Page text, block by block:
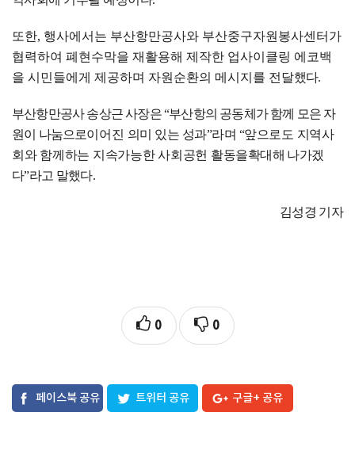
또한, 행사에서는 부산항만공사와 부산중구자원봉사센터가
협력하여 폐현수막을 재활용해 제작한 업사이클링 에코백
을 시민들에게 제공하며 자원순환의 메시지를 전달했다.
부산항만공사 송상근 사장은“부산항의 공동체가 함께 모은 자
원이 나눔으로이어진 의 미 있는 성과”라며 “앞으로도 지역사
회와 함께하는 지속가능한 사회공헌 활동을확대해 나가겠
다”라고 말했다.
김성경 기자
0 0
페이스북 공유 트위터 공유 구글+ 공유